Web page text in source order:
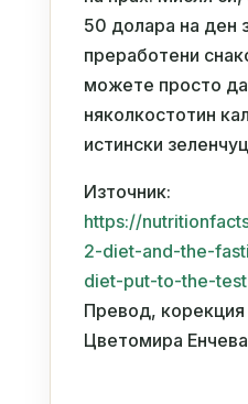
50 долара на ден
преработени
можете просто
няколкостотин
истински
Източник:
https://
2-diet-and-the-
diet-put-to-the-test
Превод, корекция
Цветомира